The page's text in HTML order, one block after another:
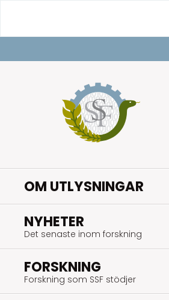
innehåll
OM UTLYSNINGAR
NYHETER
Det senaste inom forskning
FORSKNING
Forskning som SSF stödjer